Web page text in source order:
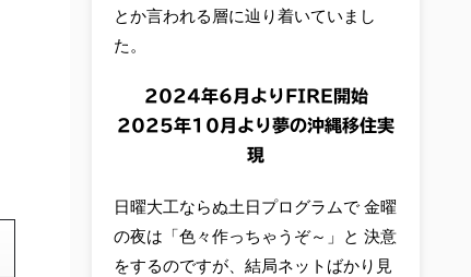
とか言われる層に辿り着いていまし
た。
2024年6月よりFIRE開始
2025年10月より夢の沖縄移住実
現
日曜大工ならぬ土日プログラムで 金曜
の夜は「色々作っちゃうぞ～」と 決意
をするのですが、結局ネットばかり見